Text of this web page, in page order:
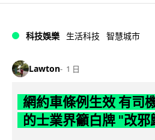
科技娛樂 生活科技 智慧城市
Lawton 1 日
網約車條例生效 有司
的士業界籲白牌 "改邪